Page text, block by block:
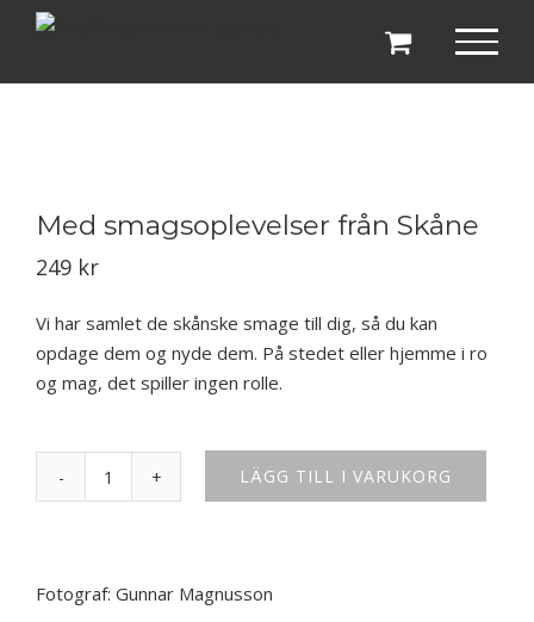
Fortsätt
Med smagsoplevelser från Skåne
249 kr
Vi har samlet de skånske smage till dig, så du kan
opdage dem og nyde dem. På stedet eller hjemme i ro
og mag, det spiller ingen rolle.
Med
mängd
LÄGG TILL I VARUKORG
Fotograf: Gunnar Magnusson